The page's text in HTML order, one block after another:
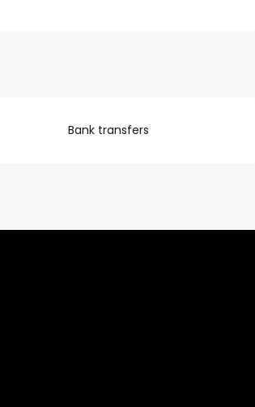
Bank transfers